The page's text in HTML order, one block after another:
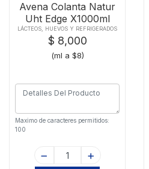
Avena Colanta Natur
Uht Edge X1000ml
LÁCTEOS, HUEVOS Y REFRIGERADOS
$ 8,000
(ml a $8)
Maximo de caracteres permitidos:
100